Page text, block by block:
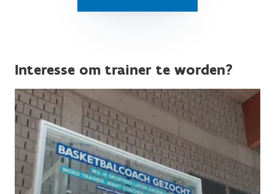
Interesse om trainer te worden?